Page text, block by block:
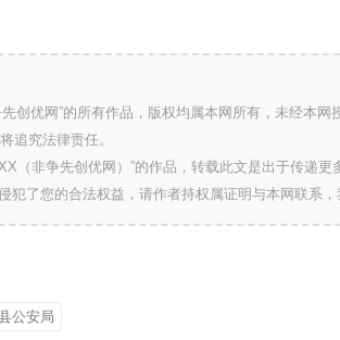
创优网”的所有作品，版权均属本网所有，未经本
追究法律责任。
（非争先创优网）”的作品，转载此文是出于传递更
犯了您的合法权益，请作者持权属证明与本网联系，
公安局